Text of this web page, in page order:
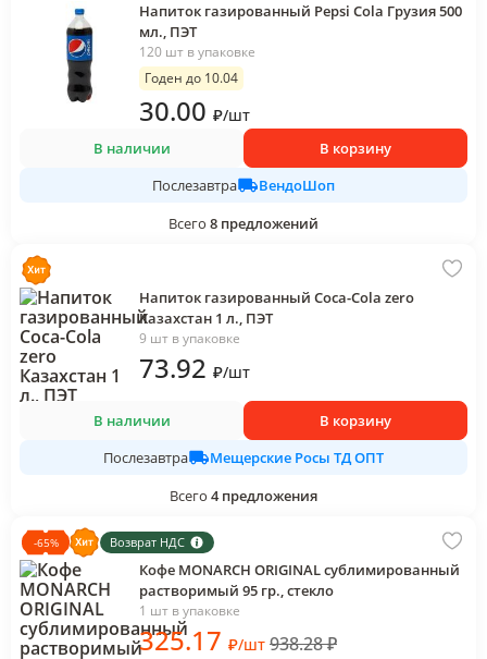
Напиток газированный Pepsi Cola Грузия 500
мл., ПЭТ
120 шт в упаковке
Годен до 10.04
30.00 ₽/шт
В наличии
В корзину
Послезавтра
ВендоШоп
Всего 8 предложений
Напиток газированный Coca-Cola zero
Казахстан 1 л., ПЭТ
9 шт в упаковке
73.92 ₽/шт
В наличии
В корзину
Послезавтра
Мещерские Росы ТД ОПТ
Всего 4 предложения
-65% Возврат НДС
Кофе MONARCH ORIGINAL сублимированный
растворимый 95 гр., стекло
1 шт в упаковке
325.17 ₽/шт 938.28₽